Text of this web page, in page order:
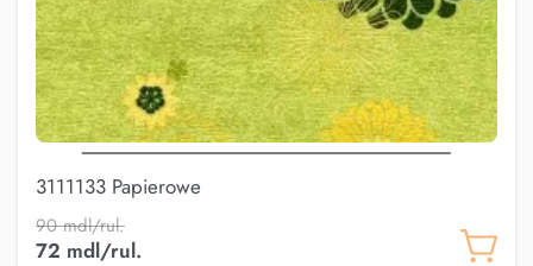
3111133 Papierowe
90 mdl/rul.
72 mdl/rul.